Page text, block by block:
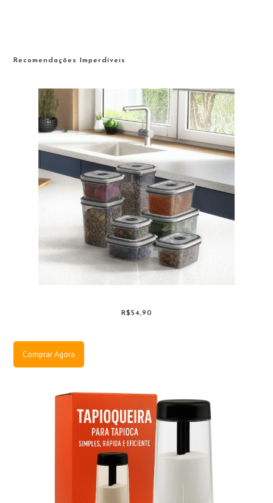
Recomendações Imperdíveis
R$54,90
Comprar Agora